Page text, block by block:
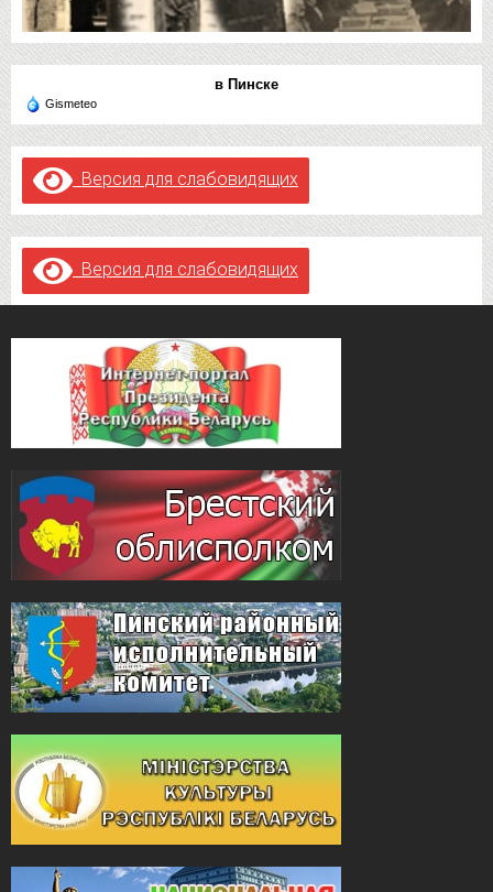
в Пинске
Gismeteo
Версия для слабовидящих
Версия для слабовидящих